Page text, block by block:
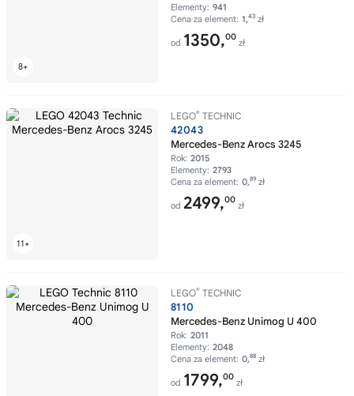
Elementy: 941
Cena za element: 1,43 zł
od 1350,00
zł
LEGO® TECHNIC
42043
Mercedes-Benz Arocs 3245
Rok: 2015
Elementy: 2793
Cena za element: 0,89 zł
od 2499,00
zł
LEGO® TECHNIC
8110
Mercedes-Benz Unimog U 400
Rok: 2011
Elementy: 2048
Cena za element: 0,88 zł
od 1799,00
zł